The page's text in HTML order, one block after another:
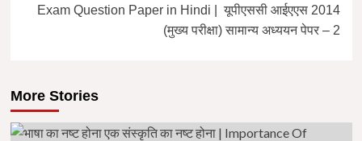
Exam Question Paper in Hindi | यूपीएससी आईएएस 2014
(मुख्य परीक्षा) सामान्य अध्ययन पेपर – 2
More Stories